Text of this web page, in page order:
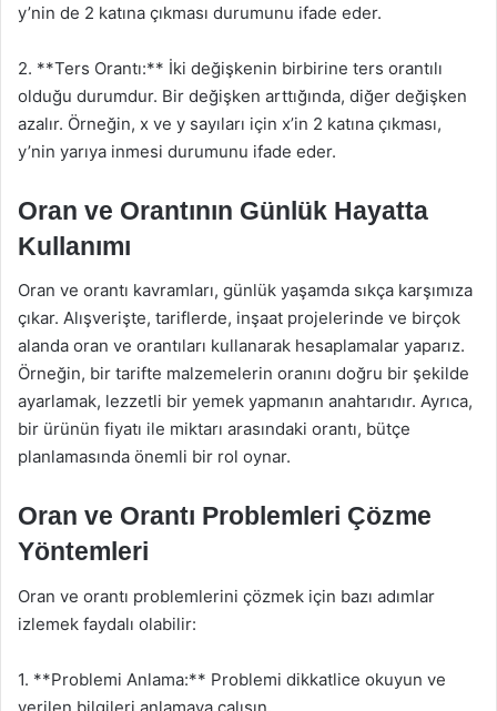
y’nin de 2 katına çıkması durumunu ifade eder.
2. **Ters Orantı:** İki değişkenin birbirine ters orantılı
olduğu durumdur. Bir değişken arttığında, diğer değişken
azalır. Örneğin, x ve y sayıları için x’in 2 katına çıkması,
y’nin yarıya inmesi durumunu ifade eder.
Oran ve Orantının Günlük Hayatta
Kullanımı
Oran ve orantı kavramları, günlük yaşamda sıkça karşımıza
çıkar. Alışverişte, tariflerde, inşaat projelerinde ve birçok
alanda oran ve orantıları kullanarak hesaplamalar yaparız.
Örneğin, bir tarifte malzemelerin oranını doğru bir şekilde
ayarlamak, lezzetli bir yemek yapmanın anahtarıdır. Ayrıca,
bir ürünün fiyatı ile miktarı arasındaki orantı, bütçe
planlamasında önemli bir rol oynar.
Oran ve Orantı Problemleri Çözme
Yöntemleri
Oran ve orantı problemlerini çözmek için bazı adımlar
izlemek faydalı olabilir:
1. **Problemi Anlama:** Problemi dikkatlice okuyun ve
verilen bilgileri anlamaya çalışın.